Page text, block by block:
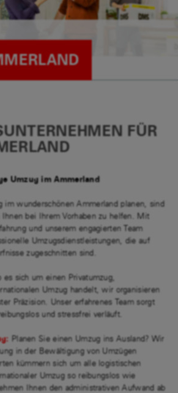
FÜR
Umzug im Ammerland
im wunderschönen Ammerland planen, sind
bei Ihrem Vorhaben zu helfen. Mit
und unserem engagierten Team
Umzugsdienstleistungen, die auf
zugeschnitten sind.
es sich um einen Privatumzug,
Umzug handelt, wir organisieren
Präzision. Unser erfahrenes Team sorgt
und stressfrei verläuft.
Planen Sie einen Umzug ins Ausland? Wir
in der Bewältigung von Umzügen
kümmern sich um alle logistischen
Umzug so reibungslos wie
Ihnen den administrativen Aufwand ab